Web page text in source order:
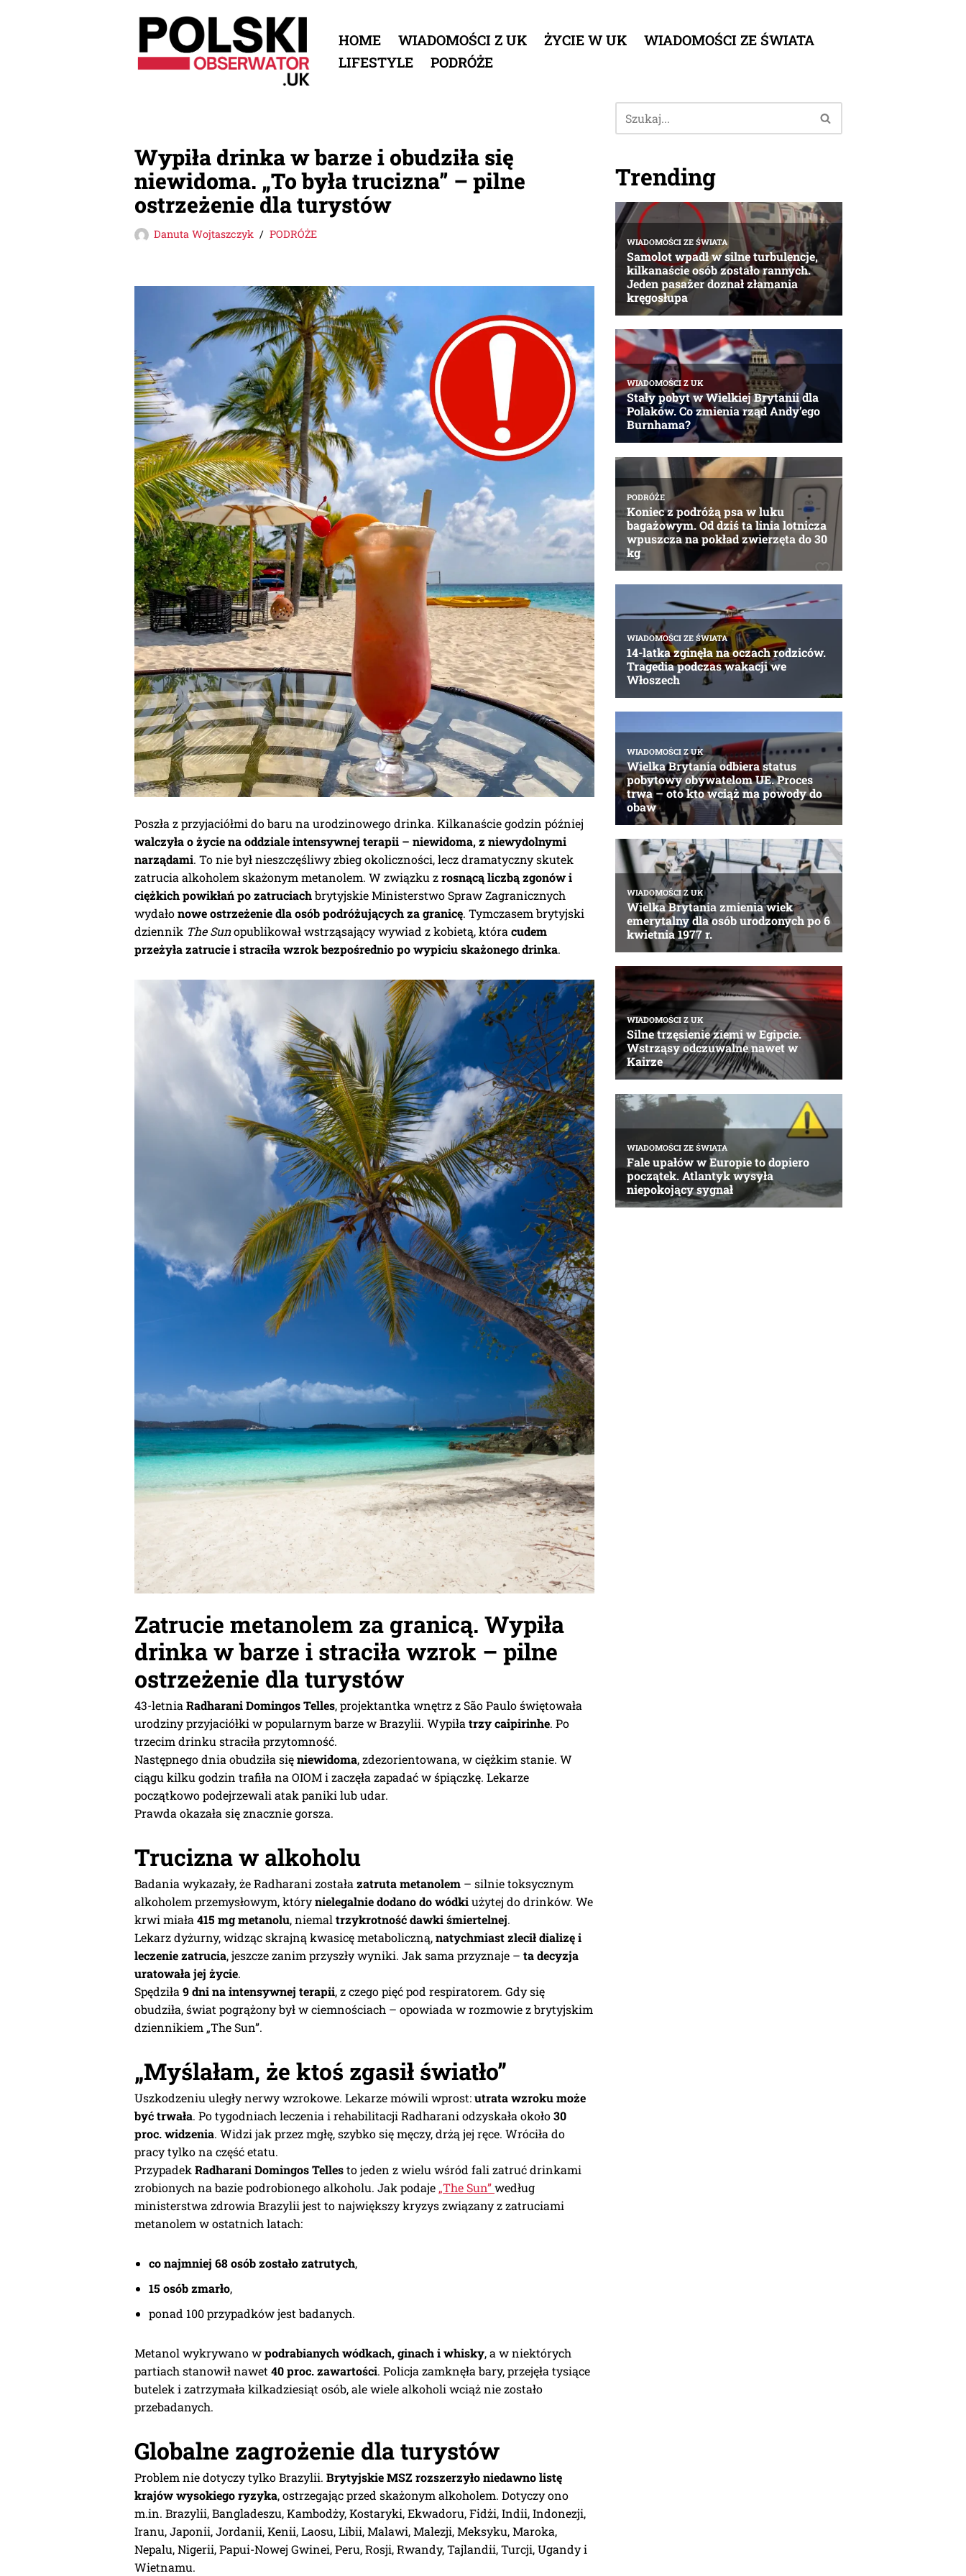
Przejdź
do
HOME WIADOMOŚCI Z UK ŻYCIE W UK
WIADOMOŚCI ZE ŚWIATA
LIFESTYLE
PODRÓŻE
Wypiła drinka w barze i obudziła się
niewidoma. „To była trucizna” – pilne
ostrzeżenie dla turystów
Danuta Wojtaszczyk PODRÓŻE
Poszła z przyjaciółmi do baru na urodzinowego drinka. Kilkanaście godzin później
walczyła o życie na oddziale intensywnej terapii – niewidoma, z niewydolnymi
narządami. To nie był nieszczęśliwy zbieg okoliczności, lecz dramatyczny skutek
zatrucia alkoholem skażonym metanolem. W związku zrosnącą liczbą zgonów i
ciężkich powikłań po zatruciachbrytyjskie Ministerstwo Spraw Zagranicznych
wydałonowe ostrzeżenie dla osób podróżujących za granicę. Tymczasem brytyjski
dziennik The Sunopublikował wstrząsający wywiad z kobietą, któracudem
przeżyła zatrucie i straciła wzrok bezpośrednio po wypiciu skażonego drinka.
Zatrucie metanolem za granicą. Wypiła
drinka w barze i straciła wzrok – pilne
ostrzeżenie dla turystów
43-letnia Radharani Domingos Telles, projektantka wnętrz z São Paulo świętowała
urodziny przyjaciółki w popularnym barze w Brazylii. Wypiła trzy caipirinhe. Po
trzecim drinku straciła przytomność.
Następnego dnia obudziła sięniewidoma, zdezorientowana, w ciężkim stanie. W
ciągu kilku godzin trafiła na OIOM i zaczęła zapadać w śpiączkę. Lekarze
początkowo podejrzewali atak paniki lub udar.
Prawda okazała się znacznie gorsza.
Trucizna w alkoholu
Badania wykazały, że Radharani została zatruta metanolem – silnie toksycznym
alkoholem przemysłowym, którynielegalnie dodano do wódkiużytej do drinków. We
krwi miała 415 mg metanolu, niemal trzykrotność dawki śmiertelnej.
Lekarz dyżurny, widząc skrajną kwasicę metaboliczną,natychmiast zlecił dializę i
leczenie zatrucia, jeszcze zanim przyszły wyniki. Jak sama przyznaje – ta decyzja
uratowała jej życie.
Spędziła 9 dni na intensywnej terapii, z czego pięć pod respiratorem. Gdy się
obudziła, świat pogrążony był w ciemnościach – opowiada w rozmowie z brytyjskim
dziennikiem „The Sun”.
„Myślałam, że ktoś zgasił światło”
Uszkodzeniu uległy nerwy wzrokowe. Lekarze mówili wprost:utrata wzroku może
być trwała. Po tygodniach leczenia i rehabilitacji Radharani odzyskała około30
proc. widzenia. Widzi jak przez mgłę, szybko się męczy, drżą jej ręce. Wróciła do
pracy tylko na część etatu.
Przypadek Radharani Domingos Tellesto jeden z wielu wśród fali zatruć drinkami
zrobionych na bazie podrobionego alkoholu. Jak podaje „The Sun”według
ministerstwa zdrowia Brazylii jest to największy kryzys związany z zatruciami
metanolem w ostatnich latach:
co najmniej 68 osób zostało zatrutych,
15 osób zmarło,
ponad 100 przypadków jest badanych.
Metanol wykrywano wpodrabianych wódkach, ginach i whisky, a w niektórych
partiach stanowił nawet 40 proc. zawartości. Policja zamknęła bary, przejęła tysiące
butelek i zatrzymała kilkadziesiąt osób, ale wiele alkoholi wciąż nie zostało
przebadanych.
Globalne zagrożenie dla turystów
Problem nie dotyczy tylko Brazylii. Brytyjskie MSZ rozszerzyło niedawno listę
krajów wysokiego ryzyka, ostrzegając przed skażonym alkoholem. Dotyczy ono
m.in. Brazylii, Bangladeszu, Kambodży, Kostaryki, Ekwadoru, Fidżi, Indii, Indonezji,
Iranu, Japonii, Jordanii, Kenii, Laosu, Libii, Malawi, Malezji, Meksyku, Maroka,
Nepalu, Nigerii, Papui-Nowej Gwinei, Peru, Rosji, Rwandy, Tajlandii, Turcji, Ugandy i
Wietnamu.
Trending